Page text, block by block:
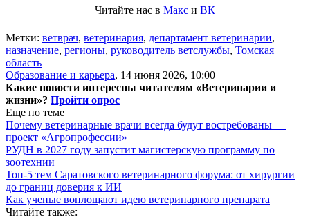
Читайте нас в Макс и ВК
Метки: ветврач, ветеринария, департамент ветеринарии,
назначение, регионы, руководитель ветслужбы, Томская
область
Образование и карьера, 14 июня 2026, 10:00
Какие новости интересны читателям «Ветеринарии и
жизни»? Пройти опрос
Еще по теме
Почему ветеринарные врачи всегда будут востребованы —
проект «Агропрофессии»
РУДН в 2027 году запустит магистерскую программу по
зоотехнии
Топ-5 тем Саратовского ветеринарного форума: от хирургии
до границ доверия к ИИ
Как ученые воплощают идею ветеринарного препарата
Читайте также: